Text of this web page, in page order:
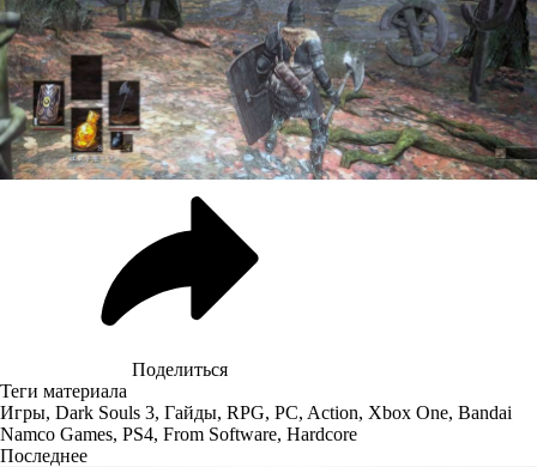
Поделиться
Теги материала
Игры, Dark Souls 3, Гайды, RPG, PC, Action, Xbox One, Bandai
Namco Games, PS4, From Software, Hardcore
Последнее